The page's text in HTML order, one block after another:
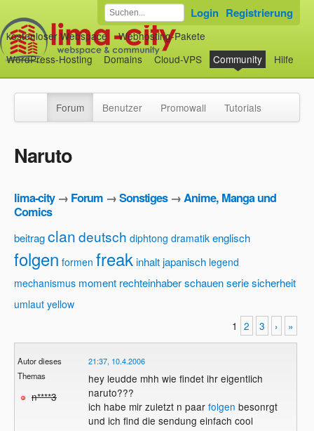
kostenloser Webspace
Webhosting-Pakete
WordPress-Hosting
Domains Cloud-VPS Community Hilfe
Login Registrierung
Forum Benutzer Promowall Tutorials
Naruto
lima-city→ Forum →Sonstiges→Anime, Manga und
Comics
beitragclandeutsch diphtong dramatik englisch
folgen formen freakinhaltjapanisch legend
mechanismus moment rechteinhaberschauenseriesicherheit
umlaut yellow
1 2 3 › »
Autor dieses
Themas
n****3
21:37, 10.4.2006
hey leudde mhh wie findet ihr eigentlich
naruto???
ich habe mir zuletzt n paar folgen besonrgt
und ich find die sendung einfach cool